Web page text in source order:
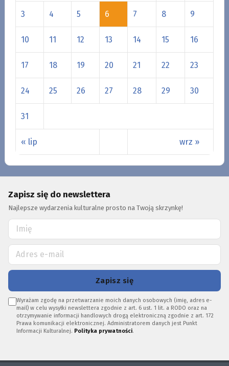
« lip wrz »
3 4 5 6 7 8 9
10 11 12 13 14 15 16
17 18 19 20 21 22 23
24 25 26 27 28 29 30
31
Zapisz się do newslettera
Najlepsze wydarzenia kulturalne prosto na Twoją skrzynkę!
Zapisz się
Wyrażam zgodę na przetwarzanie moich danych osobowych (imię, adres e-
mail) w celu wysyłki newslettera zgodnie z art. 6 ust. 1 lit. a RODO oraz na
otrzymywanie informacji handlowych drogą elektroniczną zgodnie z art. 172
Prawa komunikacji elektronicznej. Administratorem danych jest Punkt
Informacji Kulturalnej. Polityka prywatności.